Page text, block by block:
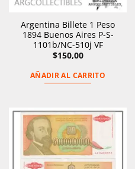
Argentina Billete 1 Peso
1894 Buenos Aires P-S-
1101b/NC-510j VF
$150,00
AÑADIR AL CARRITO